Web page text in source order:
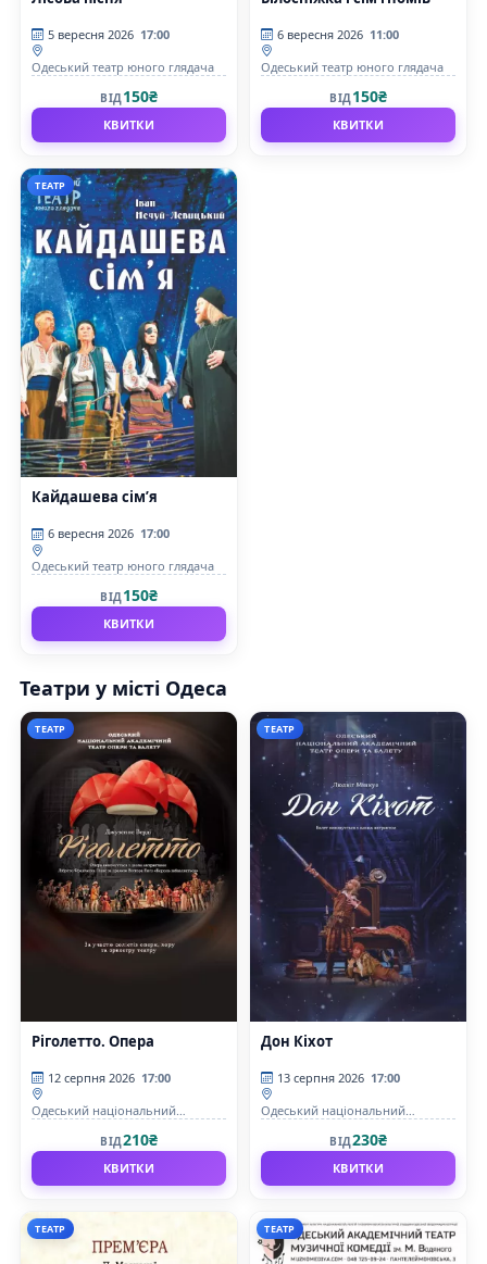
5 вересня 2026 17:00
Одеський театр юного глядача
ВІД150₴
КВИТКИ
6 вересня 2026 11:00
Одеський театр юного глядача
ВІД150₴
КВИТКИ
ТЕАТР
Кайдашева сім’я
6 вересня 2026 17:00
Одеський театр юного глядача
ВІД150₴
КВИТКИ
Театри у місті Одеса
ТЕАТР
Ріголетто. Опера
12 серпня 2026 17:00
Одеський національний
ВІД210₴
КВИТКИ
ТЕАТР
Дон Кіхот
13 серпня 2026 17:00
Одеський національний
ВІД230₴
КВИТКИ
ТЕАТР ТЕАТР